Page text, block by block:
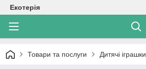
Екотерія
Товари та послуги Дитячі іграшки